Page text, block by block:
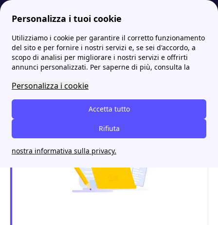
Personalizza i tuoi cookie
Utilizziamo i cookie per garantire il corretto funzionamento
del sito e per fornire i nostri servizi e, se sei d'accordo, a
scopo di analisi per migliorare i nostri servizi e offrirti
annunci personalizzati. Per saperne di più, consulta la
Personalizza i cookie
Accetta tutto
Rifiuta
nostra informativa sulla privacy.
Energia-Luce.it MoreAbenergie Abenergie Numero Verde: quali sono i contatti del fornitore?
Abenergie Numero Verde:
quali sono i contatti del
fornitore?